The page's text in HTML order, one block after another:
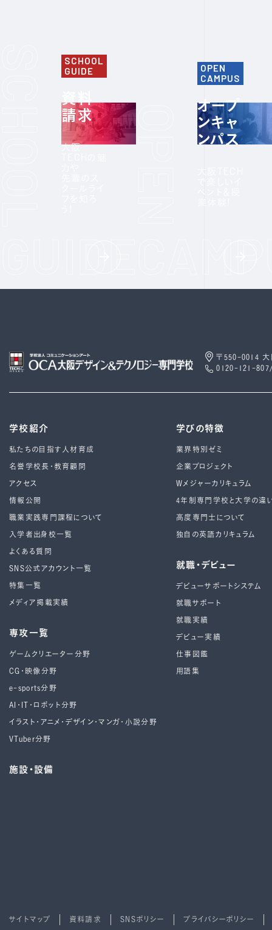
SCHOOL
GUIDE
資料
請求
大阪
OPEN
CAMPUS
オープ
ンキャ
ンパス
で楽しいイ
ベント＆授
業体験!
〒550-0014 大
0120-121-
学校紹介
私たちの目指す人材育成
名誉学校長・教育顧問
アクセス
情報公開
職業実践専門課程について
入学者出身校一覧
よくある質問
SNS公式アカウント一覧
特集一覧
メディア掲載実績
専攻一覧
ゲームクリエーター分野
CG・映像分野
e-sports分野
AI・IT・ロボット分野
イラスト・アニメ・デザイン・マンガ・小説分野
VTuber分野
施設・設備
学びの特徴
業界特別ゼミ
企業プロジェクト
Wメジャーカリキュラム
4年制専⾨学校と⼤学の違
高度専門士について
独自の英語カリキュラム
就職・デビュー
デビューサポートシステム
就職サポート
就職実績
デビュー実績
仕事図鑑
用語集
サイトマップ 資料請求 SNSポリシー プライバシーポリシー